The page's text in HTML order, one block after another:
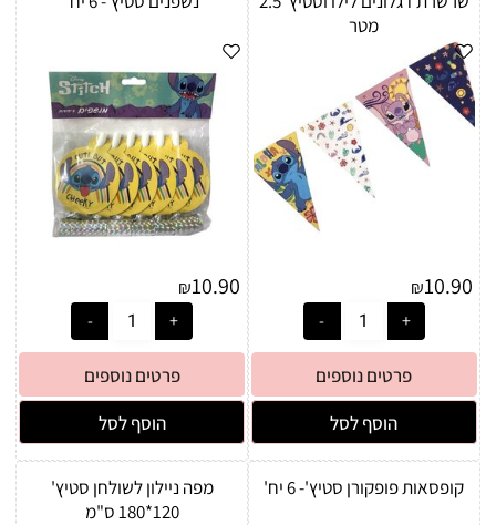
מטר
₪10.90
פרטים נוספים
הוסף לסל
₪10.90
פרטים נוספים
הוסף לסל
קופסאות פופקורן סטיץ'- 6 יח'
מפה ניילון לשולחן סטיץ'
120*180 ס"מ